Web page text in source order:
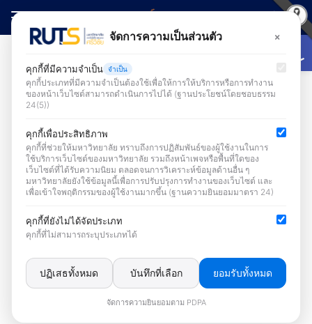
Skip
content
Search
ข่าวประชาสัมพันธ์
ข่าวประชาสัมพันธ์
สำนักวิทยบริการฯ เข้าร่วมพิธีถวายพระพร
ชัยมงคล เนื่องในวันเฉลิมพระชนมพรรษา
พระบาทสมเด็จพระปรเมนทรรามาธิบดีศรีสิน
ทรมหาวชิราลงกรณ พระวชิรเกล้าเจ้าอยู่หัว
27 กรกฎาคม 2026
จัดการความเป็นส่วนตัว ×
คุกกี้ที่มีความจำเป็น จำเป็น
คุกกี้ประเภทที่มีความจำเป็นต้องใช้เพื่อให้การให้บริการหรือการทำงาน
ของหน้าเว็บไซต์สามารถดำเนินการไปได้ (ฐานประโยชน์โดยชอบธรรม
24(5))
คุกกี้เพื่อประสิทธิภาพ
คุกกี้ที่ช่วยให้มหาวิทยาลัย ทราบถึงการปฏิสัมพันธ์ของผู้ใช้งานในการ
ใช้บริการเว็บไซต์ของมหาวิทยาลัย รวมถึงหน้าเพจหรือพื้นที่ใดของ
เว็บไซต์ที่ได้รับความนิยม ตลอดจนการวิเคราะห์ข้อมูลด้านอื่น ๆ
มหาวิทยาลัยยังใช้ข้อมูลนี้เพื่อการปรับปรุงการทำงานของเว็บไซต์ และ
เพื่อเข้าใจพฤติกรรมของผู้ใช้งานมากขึ้น (ฐานความยินยอมมาตรา 24)
คุกกี้ที่ยังไม่ได้จัดประเภท
คุกกี้ที่ไม่สามารถระบุประเภทได้
ปฏิเสธทั้งหมด บันทึกที่เลือก ยอมรับทั้งหมด
จัดการความยินยอมตาม PDPA